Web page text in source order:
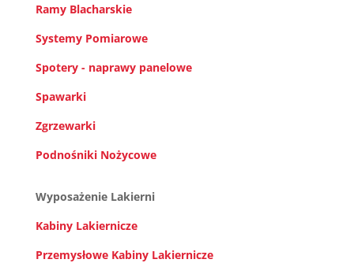
Ramy Blacharskie
Systemy Pomiarowe
Spotery - naprawy panelowe
Spawarki
Zgrzewarki
Podnośniki Nożycowe
Wyposażenie Lakierni
Kabiny Lakiernicze
Przemysłowe Kabiny Lakiernicze